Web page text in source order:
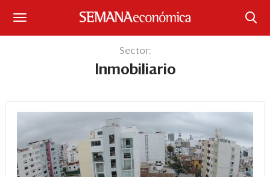
Portada
¿Qué está pasando?
Sectores y Empresas
Sector:
Inmobiliario